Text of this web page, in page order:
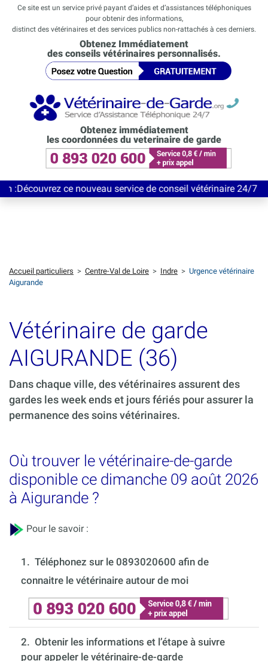
Ce site est un service privé payant d’aides et d’assistances téléphoniques
pour obtenir des informations,
distinct des vétérinaires et des services publics non-rattachés à ces derniers.
Obtenez Immédiatement
des conseils vétérinaires personnalisés.
Obtenez immédiatement
les coordonnées du veterinaire de garde
ce nouveau service de conseil vétérinaire 24/7
Accueil particuliers > Centre-Val de Loire > Indre > Urgence vétérinaire
Aigurande
Vétérinaire de garde
AIGURANDE (36)
Dans chaque ville, des vétérinaires assurent des
gardes les week ends et jours fériés pour assurer la
permanence des soins vétérinaires.
Où trouver le vétérinaire-de-garde
disponible ce dimanche 09 août 2026
à Aigurande ?
Pour le savoir :
1. Téléphonez sur le 0893020600 afin de
connaitre le vétérinaire autour de moi
2. Obtenir les informations et l’étape à suivre
pour appeler le vétérinaire-de-garde